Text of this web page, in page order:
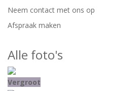
Neem contact met ons op
Afspraak maken
Alle foto's
Vergroot